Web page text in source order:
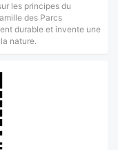
les principes du
des Parcs
durable et invente une
nature.